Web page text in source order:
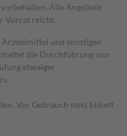
Alle Angebote
Vorrat reicht.
und sonstigen
die Durchführung von
etwaiger
Vor Gebrauch stets Etikett